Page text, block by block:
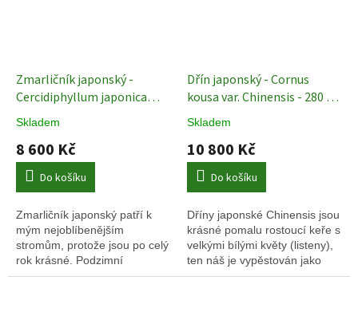
Zmarličník japonský -
Cercidiphyllum japonica
Okrasné stromy
Skladem
8 600 Kč
Do košíku
Zmarličník japonský patří k
mým nejoblíbenějším
stromům, protože jsou po celý
rok krásné. Podzimní
zmarvení patří k těch
Dřín japonský - Cornus
kousa var. Chinensis - 280 -
300 cm vícekmen
Skladem
10 800 Kč
Do košíku
Dříny japonské Chinensis jsou
krásné pomalu rostoucí keře s
velkými bílými květy (listeny),
ten náš je vypěstován jako
vícekmen. Je to vzrostlý a